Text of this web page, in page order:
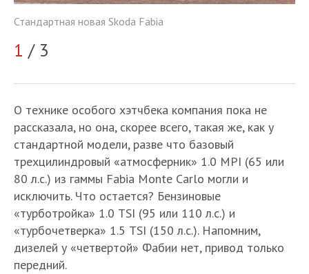
Стандартная новая Skoda Fabia
1 / 3
О технике особого хэтчбека компания пока не
рассказала, но она, скорее всего, такая же, как у
стандартной модели, разве что базовый
трехцилиндровый «атмосферник» 1.0 MPI (65 или
80 л.с.) из гаммы Fabia Monte Carlo могли и
исключить. Что остается? Бензиновые
«турботройка» 1.0 TSI (95 или 110 л.с.) и
«турбочетверка» 1.5 TSI (150 л.с.). Напомним,
дизелей у «четвертой» Фабии нет, привод только
передний.